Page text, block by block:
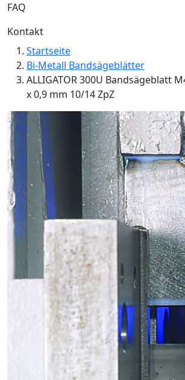
FAQ
Kontakt
Startseite
Bi-Metall Bandsägeblätter
ALLIGATOR 300U Bandsägeblatt
x 0,9 mm 10/14 ZpZ